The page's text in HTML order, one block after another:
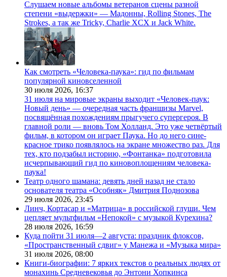
Слушаем новые альбомы ветеранов сцены разной
степени «выдержки» — Мадонны, Rolling Stones, The
Strokes, а так же Tricky, Charlie XCX и Jack White.
Как смотреть «Человека-паука»: гид по фильмам
популярной киновселенной
30 июля 2026, 16:37
31 июля на мировые экраны выходит «Человек-паук:
Новый день» — очередная часть франшизы Marvel,
посвящённая похождениям прыгучего супергероя. В
главной роли — вновь Том Холланд. Это уже четвёртый
фильм, в котором он играет Паука. Но до него сине-
красное трико появлялось на экране множество раз. Для
тех, кто подзабыл историю, «Фонтанка» подготовила
исчерпывающий гид по киновоплощениям человека-
паука!
Театр одного шамана: девять дней назад не стало
основателя театра «Особняк» Дмитрия Поднозова
29 июля 2026, 23:45
Линч, Кортасар и «Матрица» в российской глуши. Чем
цепляет мультфильм «Непокой» с музыкой Курехина?
28 июля 2026, 16:59
Куда пойти 31 июля—2 августа: праздник флоксов,
«Пространственный сдвиг» у Манежа и «Музыка мира»
31 июля 2026, 08:00
Книги-биографии: 7 ярких текстов о реальных людях от
монахинь Средневековья до Энтони Хопкинса